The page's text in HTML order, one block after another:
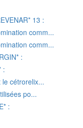
13 :
comm...
comm...
:
:
le cétrorelix...
po...
: